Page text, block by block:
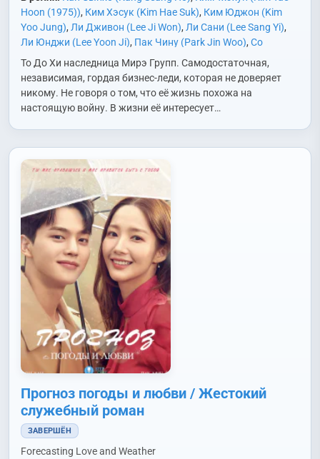
Hoon (1975)), Ким Хэсук (Kim Hae Suk), Ким Юджон (Kim
Yoo Jung), Ли Дживон (Lee Ji Won), Ли Сани (Lee Sang Yi),
Ли Юнджи (Lee Yoon Ji), Пак Чину (Park Jin Woo), Со
Джонён (Seo Jung Yeon)
Сон Ган (Song Kang)
Хон Джинги (Hong Jin Gi)
Чо Юнхи (Jo Yoon Hee)
То До Хи наследница Мирэ Групп. Самодостаточная,
независимая, гордая бизнес-леди, которая не доверяет
никому. Не говоря о том, что её жизнь похожа на
настоящую войну. В жизни её интересует…
Прогноз погоды и любви / Жестокий
служебный роман
ЗАВЕРШЁН
Forecasting Love and Weather